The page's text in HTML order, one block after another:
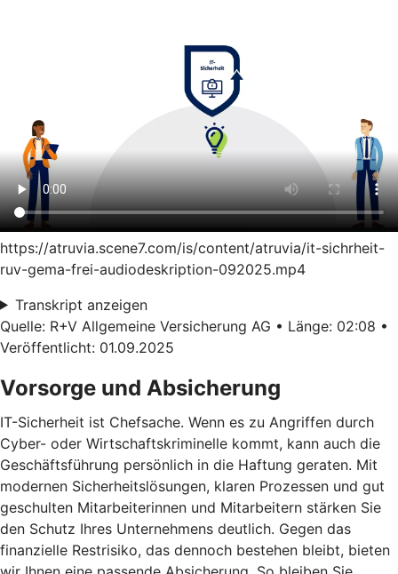
https://atruvia.scene7.com/is/content/atruvia/it-sichrheit-
ruv-gema-frei-audiodeskription-092025.mp4
Transkript anzeigen
Quelle: R+V Allgemeine Versicherung AG • Länge: 02:08 •
Veröffentlicht: 01.09.2025
Vorsorge und Absicherung
IT-Sicherheit ist Chefsache. Wenn es zu Angriffen durch
Cyber- oder Wirtschaftskriminelle kommt, kann auch die
Geschäftsführung persönlich in die Haftung geraten. Mit
modernen Sicherheitslösungen, klaren Prozessen und gut
geschulten Mitarbeiterinnen und Mitarbeitern stärken Sie
den Schutz Ihres Unternehmens deutlich. Gegen das
finanzielle Restrisiko, das dennoch bestehen bleibt, bieten